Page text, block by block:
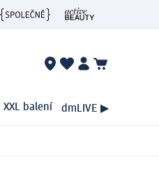
XXL balení dmLIVE ▶